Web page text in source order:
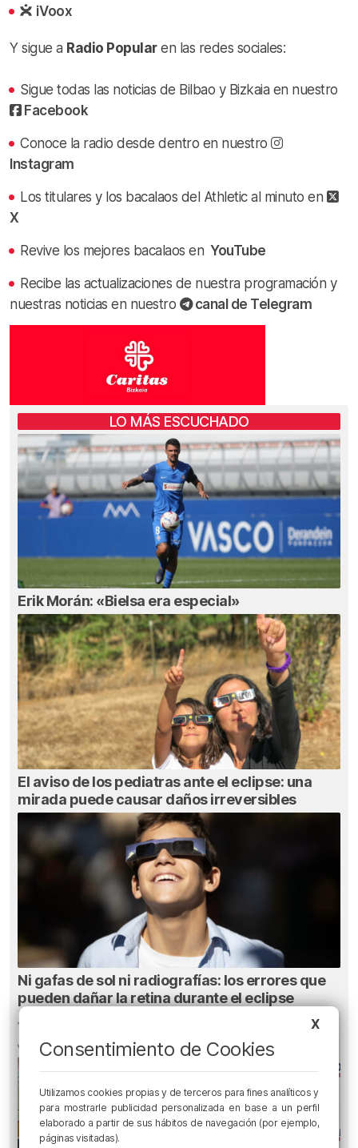
iVoox
Y sigue a Radio Popularen las redes sociales:
Sigue todas las noticias de Bilbao y Bizkaia en nuestro
Facebook
Conoce la radio desde dentro en nuestro
Instagram
Los titulares y los bacalaos del Athletic al minuto en
X
Revive los mejores bacalaos en YouTube
Recibe las actualizaciones de nuestra programación y
nuestras noticias en nuestro
canal de Telegram
LO MÁS ESCUCHADO
Erik Morán: «Bielsa era especial»
El aviso de los pediatras ante el eclipse: una
mirada puede causar daños irreversibles
Ni gafas de sol ni radiografías: los errores que
pueden dañar la retina durante el eclipse
X
Consentimiento de Cookies
Utilizamos cookies propias y de terceros para fines analíticos y
para mostrarle publicidad personalizada en base a un perfil
elaborado a partir de sus hábitos de navegación (por ejemplo,
páginas visitadas).